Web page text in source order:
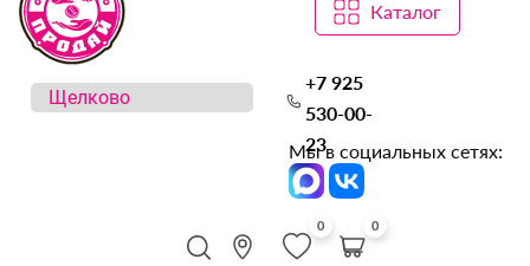
Каталог
+7 925
530-00-
23
Мы в социальных сетях:
0 0